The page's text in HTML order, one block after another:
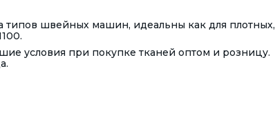
типов швейных машин, идеальны как для плотных,
условия при покупке тканей оптом и розницу.